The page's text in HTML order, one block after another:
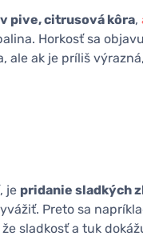
pive, citrusová kôra,
Horkosť sa
ale ak je príliš
je pridanie sladkých
Preto sa
sladkosť a tuk